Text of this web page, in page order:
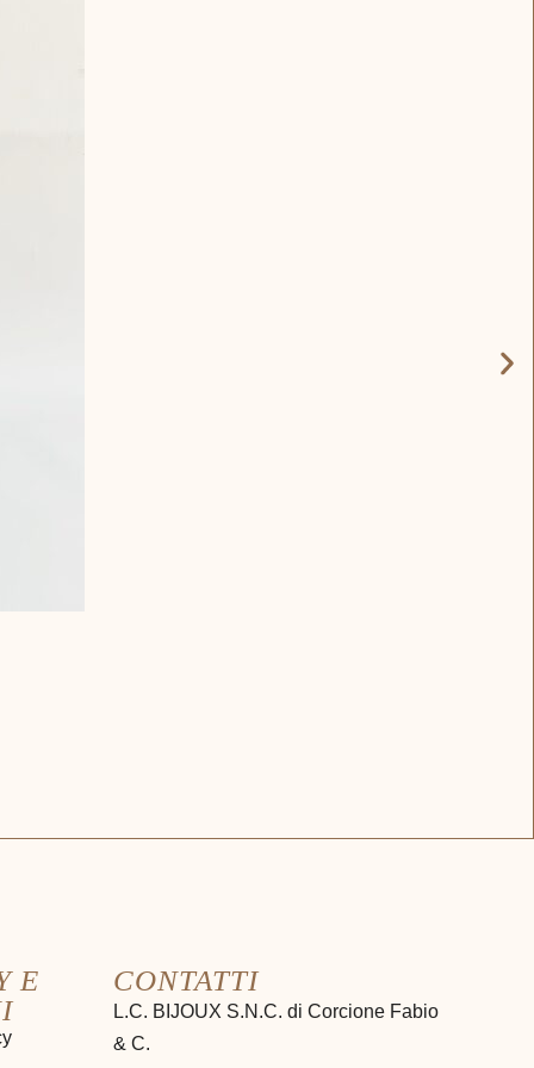
E
CONTATTI
L.C. BIJOUX S.N.C. di Corcione Fabio
& C.